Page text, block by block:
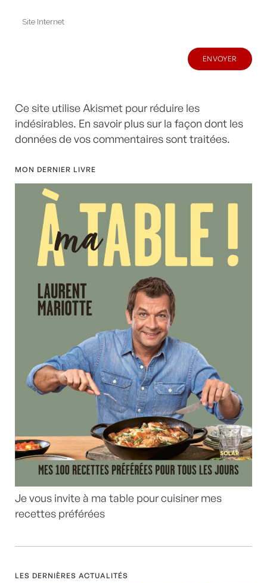
Ce site utilise Akismet pour réduire les
indésirables. En savoir plus sur la façon dont les
données de vos commentaires sont traitées.
MON DERNIER LIVRE
Je vous invite à ma table pour cuisiner mes
recettes préférées
LES DERNIÈRES ACTUALITÉS